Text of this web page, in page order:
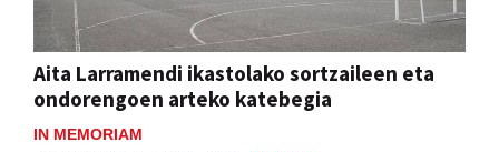
Aita Larramendi ikastolako sortzaileen eta
ondorengoen arteko katebegia
IN MEMORIAM